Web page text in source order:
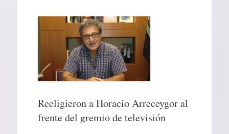
Reeligieron a Horacio Arreceygor al
frente del gremio de televisión